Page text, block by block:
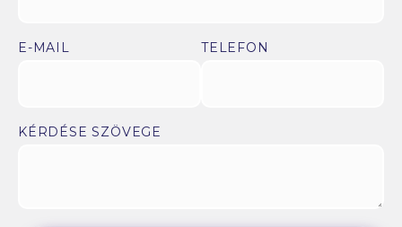
E-MAIL TELEFON
KÉRDÉSE SZÖVEGE